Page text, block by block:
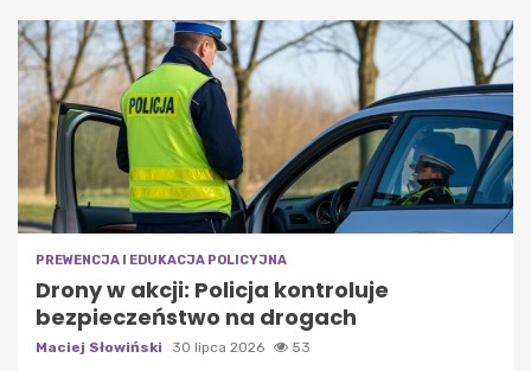
PREWENCJA I EDUKACJA POLICYJNA
Drony w akcji: Policja kontroluje
bezpieczeństwo na drogach
Maciej Słowiński 30 lipca 2026 53